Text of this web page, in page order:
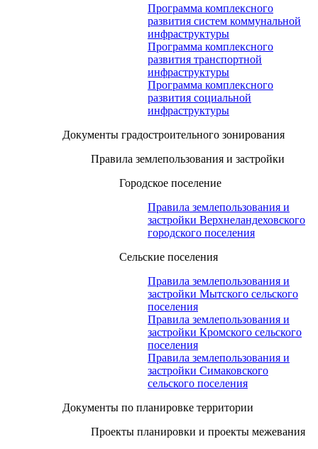
Программа комплексного
развития систем коммунальной
инфраструктуры
Программа комплексного
развития транспортной
инфраструктуры
Программа комплексного
развития социальной
инфраструктуры
Документы градостроительного зонирования
Правила землепользования и застройки
Городское поселение
Правила землепользования и
застройки Верхнеландеховского
городского поселения
Сельские поселения
Правила землепользования и
застройки Мытского сельского
поселения
Правила землепользования и
застройки Кромского сельского
поселения
Правила землепользования и
застройки Симаковского
сельского поселения
Документы по планировке территории
Проекты планировки и проекты межевания